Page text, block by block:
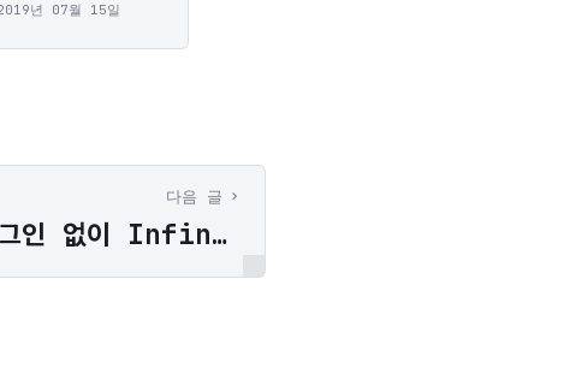
년 07월 15일
다음 글
[워드프레스] 플러그인 없이 Infinite Scroll 사용하기